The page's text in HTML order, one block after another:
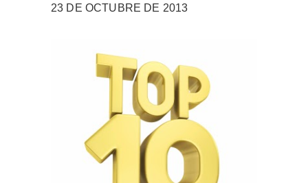
23 DE OCTUBRE DE 2013